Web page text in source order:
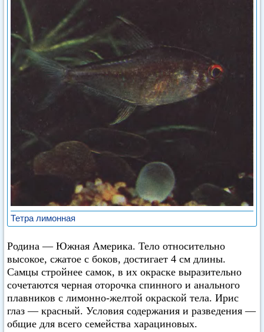
Тетра лимонная
Родина — Южная Америка. Тело относительно
высокое, сжатое с боков, достигает 4 см длины.
Самцы стройнее самок, в их окраске выразительно
сочетаются черная оторочка спинного и анального
плавников с лимонно-желтой окраской тела. Ирис
глаз — красный. Условия содержания и разведения —
общие для всего семейства харациновых.